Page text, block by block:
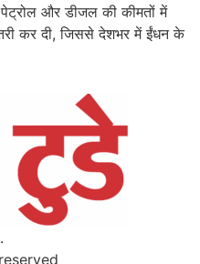
और डीजल की कीमतों में
कर दी, जिससे देशभर में ईंधन के